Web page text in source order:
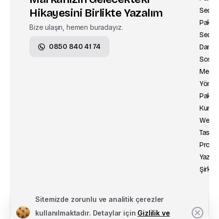
Hikayesini Birlikte Yazalım
Bize ulaşın, hemen buradayız.
0850 840 41 74
Seo
Seo
Web
Şirketi
Sitemizde zorunlu ve analitik çerezler
kullanılmaktadır. Detaylar için Gizlilik ve